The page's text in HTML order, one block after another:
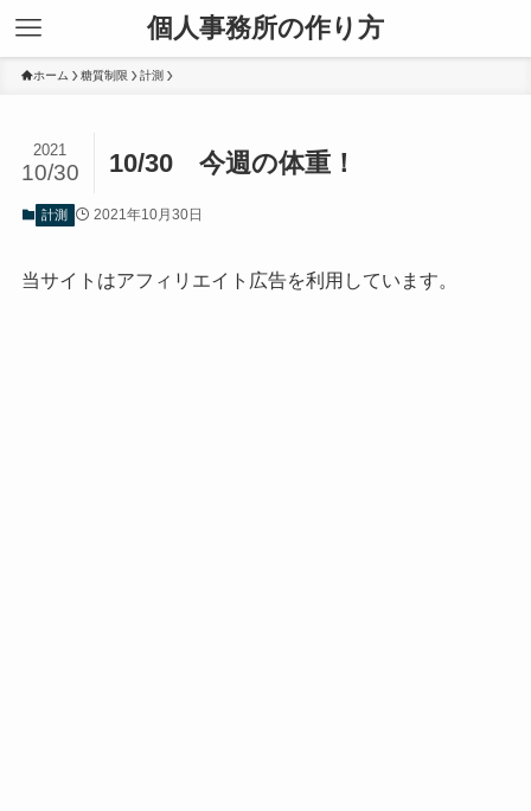
個人事務所の作り方
ホーム 糖質制限 計測
10/30 今週の体重！
2021
10/30
計測 2021年10月30日
当サイトはアフィリエイト広告を利用しています。